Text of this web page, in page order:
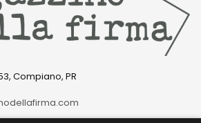
Compiano, PR